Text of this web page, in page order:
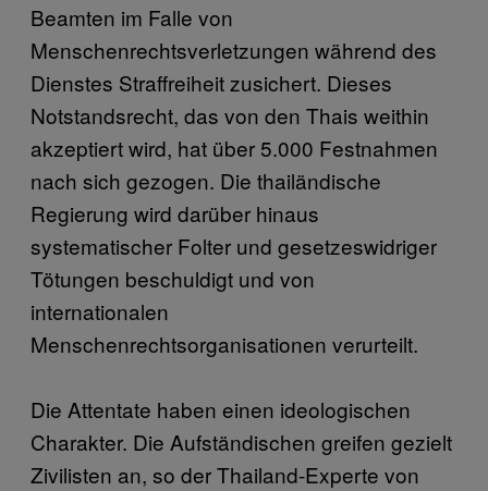
Beamten im Falle von
Menschenrechtsverletzungen während des
Dienstes Straffreiheit zusichert. Dieses
Notstandsrecht, das von den Thais weithin
akzeptiert wird, hat über 5.000 Festnahmen
nach sich gezogen. Die thailändische
Regierung wird darüber hinaus
systematischer Folter und gesetzeswidriger
Tötungen beschuldigt und von
internationalen
Menschenrechtsorganisationen verurteilt.
Die Attentate haben einen ideologischen
Charakter. Die Aufständischen greifen gezielt
Zivilisten an, so der Thailand-Experte von